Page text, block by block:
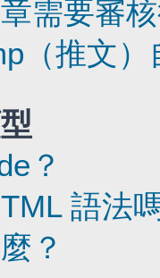
需要審
（推文
？
語法
？